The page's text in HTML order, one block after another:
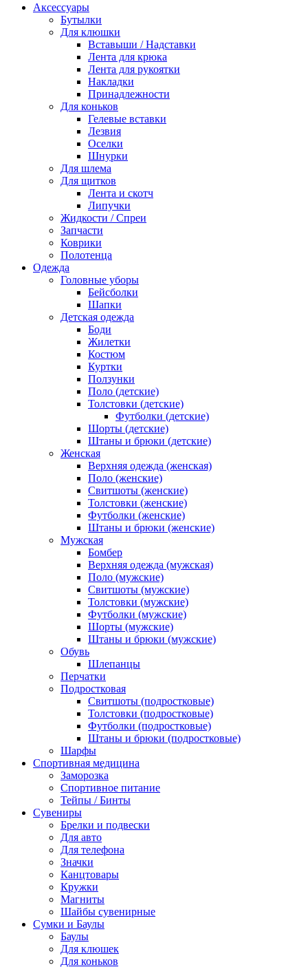
Аксессуары
Бутылки
Для клюшки
Вставыши / Надставки
Лента для крюка
Лента для рукоятки
Накладки
Принадлежности
Для коньков
Гелевые вставки
Лезвия
Оселки
Шнурки
Для шлема
Для щитков
Лента и скотч
Липучки
Жидкости / Спреи
Запчасти
Коврики
Полотенца
Одежда
Головные уборы
Бейсболки
Шапки
Детская одежда
Боди
Жилетки
Костюм
Куртки
Ползунки
Поло (детские)
Толстовки (детские)
Футболки (детские)
Шорты (детские)
Штаны и брюки (детские)
Женская
Верхняя одежда (женская)
Поло (женские)
Свитшоты (женские)
Толстовки (женские)
Футболки (женские)
Штаны и брюки (женские)
Мужская
Бомбер
Верхняя одежда (мужская)
Поло (мужские)
Свитшоты (мужские)
Толстовки (мужские)
Футболки (мужские)
Шорты (мужские)
Штаны и брюки (мужские)
Обувь
Шлепанцы
Перчатки
Подростковая
Свитшоты (подростковые)
Толстовки (подростковые)
Футболки (подростковые)
Штаны и брюки (подростковые)
Шарфы
Спортивная медицина
Заморозка
Спортивное питание
Тейпы / Бинты
Сувениры
Брелки и подвески
Для авто
Для телефона
Значки
Канцтовары
Кружки
Магниты
Шайбы сувенирные
Сумки и Баулы
Баулы
Для клюшек
Для коньков